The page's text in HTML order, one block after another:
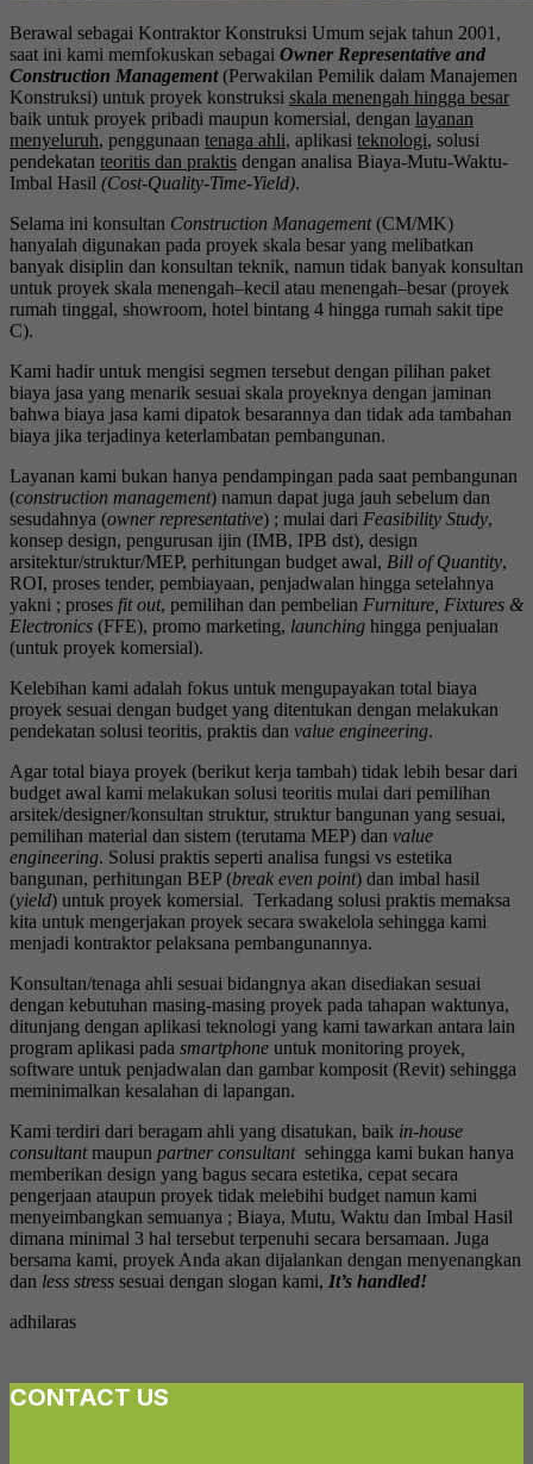
Berawal sebagai Kontraktor Konstruksi Umum sejak tahun 2001,
saat ini kami memfokuskan sebagai Owner Representative and
Construction Management(Perwakilan Pemilik dalam Manajemen
Konstruksi) untuk proyek konstruksi skala menengah hingga besar
baik untuk proyek pribadi maupun komersial, dengan layanan
menyeluruh, penggunaan tenaga ahli, aplikasi teknologi, solusi
pendekatan teoritis dan praktis dengan analisa Biaya-Mutu-Waktu-
Imbal Hasil (Cost-Quality-Time-Yield).
Selama ini konsultan Construction Management(CM/MK)
hanyalah digunakan pada proyek skala besar yang melibatkan
banyak disiplin dan konsultan teknik, namun tidak banyak konsultan
untuk proyek skala menengah–kecil atau menengah–besar (proyek
rumah tinggal, showroom, hotel bintang 4 hingga rumah sakit tipe
C).
Kami hadir untuk mengisi segmen tersebut dengan pilihan paket
biaya jasa yang menarik sesuai skala proyeknya dengan jaminan
bahwa biaya jasa kami dipatok besarannya dan tidak ada tambahan
biaya jika terjadinya keterlambatan pembangunan.
Layanan kami bukan hanya pendampingan pada saat pembangunan
(construction management) namun dapat juga jauh sebelum dan
sesudahnya (owner representative) ; mulai dari Feasibility Study,
konsep design, pengurusan ijin (IMB, IPB dst), design
arsitektur/struktur/MEP, perhitungan budget awal, Bill of Quantity,
ROI, proses tender, pembiayaan, penjadwalan hingga setelahnya
yakni ; proses fit out, pemilihan dan pembelian Furniture, Fixtures &
Electronics (FFE), promo marketing, launching hingga penjualan
(untuk proyek komersial).
Kelebihan kami adalah fokus untuk mengupayakan total biaya
proyek sesuai dengan budget yang ditentukan dengan melakukan
pendekatan solusi teoritis, praktis dan value engineering.
Agar total biaya proyek (berikut kerja tambah) tidak lebih besar dari
budget awal kami melakukan solusi teoritis mulai dari pemilihan
arsitek/designer/konsultan struktur, struktur bangunan yang sesuai,
pemilihan material dan sistem (terutama MEP) dan value
engineering. Solusi praktis seperti analisa fungsi vs estetika
bangunan, perhitungan BEP (break even point) dan imbal hasil
(yield) untuk proyek komersial. Terkadang solusi praktis memaksa
kita untuk mengerjakan proyek secara swakelola sehingga kami
menjadi kontraktor pelaksana pembangunannya.
Konsultan/tenaga ahli sesuai bidangnya akan disediakan sesuai
dengan kebutuhan masing-masing proyek pada tahapan waktunya,
ditunjang dengan aplikasi teknologi yang kami tawarkan antara lain
program aplikasi pada smartphone untuk monitoring proyek
software untuk penjadwalan dan gambar komposit (Revit) sehingga
meminimalkan kesalahan di lapangan.
Kami terdiri dari beragam ahli yang disatukan, baik in-house
consultantmaupun partner consultantsehingga kami bukan hanya
memberikan design yang bagus secara estetika, cepat secara
pengerjaan ataupun proyek tidak melebihi budget namun kami
menyeimbangkan semuanya ; Biaya, Mutu, Waktu dan Imbal Hasil
dimana minimal 3 hal tersebut terpenuhi secara bersamaan. Juga
bersama kami, proyek Anda akan dijalankan dengan menyenangkan
dan less stress sesuai dengan slogan kami, It’s handled!
adhilaras
CONTACT US